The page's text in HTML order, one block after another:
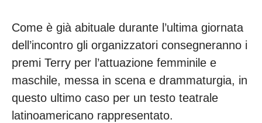
Come è già abituale durante l’ultima giornata
dell’incontro gli organizzatori consegneranno i
premi Terry per l’attuazione femminile e
maschile, messa in scena e drammaturgia, in
questo ultimo caso per un testo teatrale
latinoamericano rappresentato.